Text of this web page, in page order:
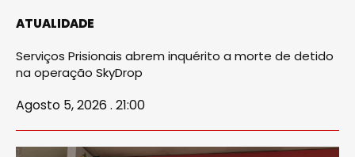
ATUALIDADE
Serviços Prisionais abrem inquérito a morte de detido
na operação SkyDrop
Agosto 5, 2026 . 21:00